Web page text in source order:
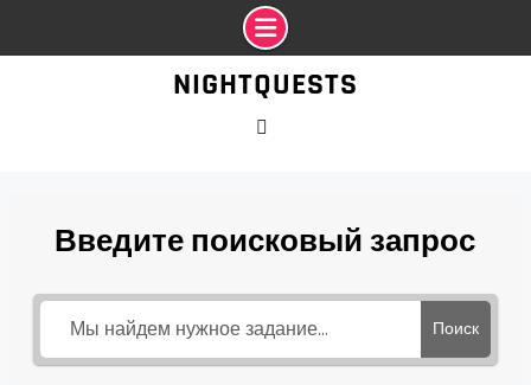
NIGHTQUESTS
Введите поисковый запрос
Поиск